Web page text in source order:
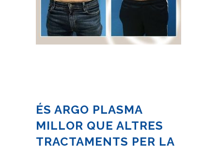
ÉS ARGO PLASMA
MILLOR QUE ALTRES
TRACTAMENTS PER LA